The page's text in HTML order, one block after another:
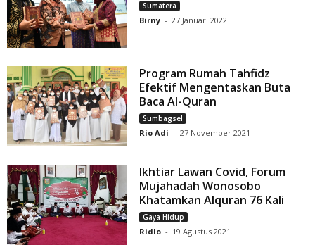
Sumatera
Birny - 27 Januari 2022
Program Rumah Tahfidz
Efektif Mengentaskan Buta
Baca Al-Quran
Sumbagsel
Rio Adi - 27 November 2021
Ikhtiar Lawan Covid, Forum
Mujahadah Wonosobo
Khatamkan Alquran 76 Kali
Gaya Hidup
Ridlo - 19 Agustus 2021